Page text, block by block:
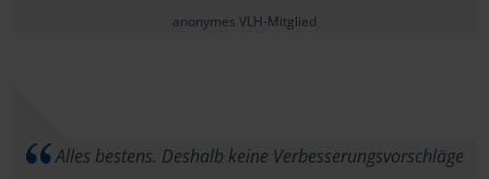
anonymes VLH-Mitglied
Alles bestens. Deshalb keine Verbesserungsvorschläge